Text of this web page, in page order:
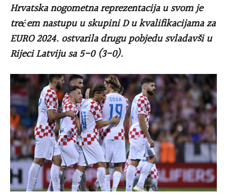
Hrvatska nogometna reprezentacija u svom je
trećem nastupu u skupini D u kvalifikacijama za
EURO 2024. ostvarila drugu pobjedu svladavši u
Rijeci Latviju sa 5-0 (3-0).